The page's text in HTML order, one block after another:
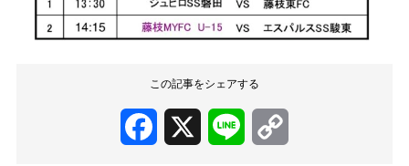
この記事をシェアする
Facebook Line